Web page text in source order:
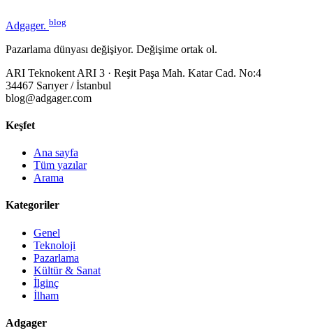
Adgager. blog
Pazarlama dünyası değişiyor. Değişime ortak ol.
ARI Teknokent ARI 3 · Reşit Paşa Mah. Katar Cad. No:4
34467 Sarıyer / İstanbul
blog@adgager.com
Keşfet
Ana sayfa
Tüm yazılar
Arama
Kategoriler
Genel
Teknoloji
Pazarlama
Kültür & Sanat
İlginç
İlham
Adgager